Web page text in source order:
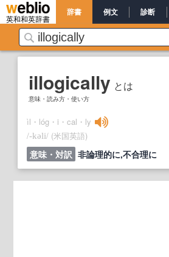
英和和英辞書
辞書 例文 診断
illogically とは
意味・読み方・使い方
ìl・lóg・i・cal・ly
/‐kəli/ (米国英語)
意味・対訳 非論理的に,不合理に